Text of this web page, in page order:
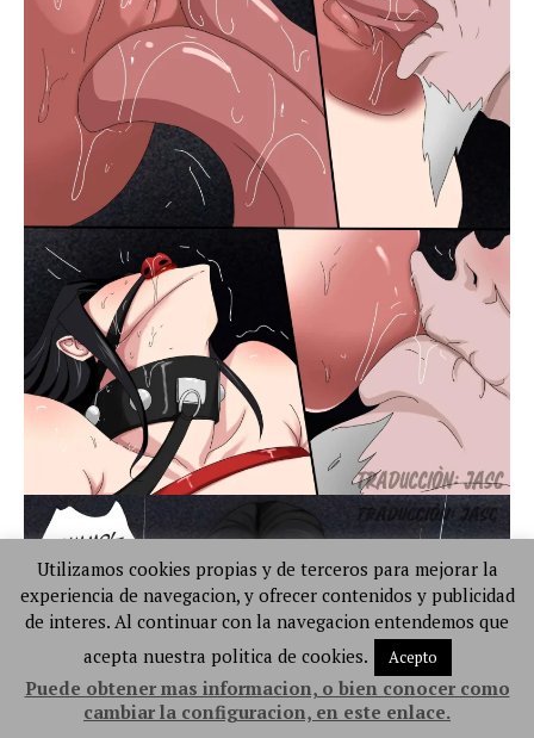
Utilizamos cookies propias y de terceros para mejorar la
experiencia de navegacion, y ofrecer contenidos y publicidad
de interes. Al continuar con la navegacion entendemos que
acepta nuestra politica de cookies.
Acepto
Puede obtener mas informacion, o bien conocer como
cambiar la configuracion, en este enlace.